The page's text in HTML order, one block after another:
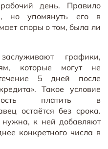
день. Правило
но упомянуть его в
споры о том, была ли
графики,
которые могут не
5 дней после
Такое условие
платить в
остаётся без срока.
к ней добавляют
конкретного числа в